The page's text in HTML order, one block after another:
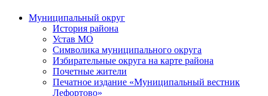
Муниципальный округ
История района
Устав МО
Символика муниципального округа
Избирательные округа на карте района
Почетные жители
Печатное издание «Муниципальный вестник
Лефортово»